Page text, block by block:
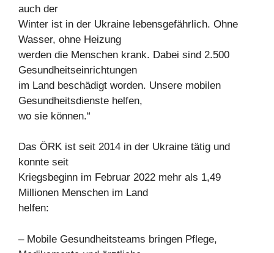
auch der
Winter ist in der Ukraine lebensgefährlich. Ohne
Wasser, ohne Heizung
werden die Menschen krank. Dabei sind 2.500
Gesundheitseinrichtungen
im Land beschädigt worden. Unsere mobilen
Gesundheitsdienste helfen,
wo sie können.“
Das ÖRK ist seit 2014 in der Ukraine tätig und
konnte seit
Kriegsbeginn im Februar 2022 mehr als 1,49
Millionen Menschen im Land
helfen:
– Mobile Gesundheitsteams bringen Pflege,